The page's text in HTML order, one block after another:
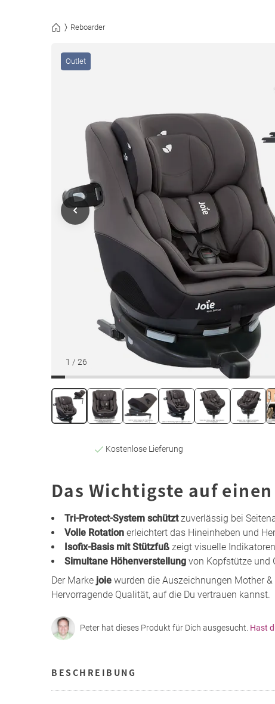
Reboarder
1 / 26
Outlet
Kostenlose Lieferung
Das Wichtigste auf
Tri-Protect-System schütztzuverlässig bei
Volle Rotation erleichtert das Hineinheben und
Isofix-Basis mit Stützfuß zeigt visuelle
Simultane Höhenverstellung von Kopfstütze und
Der Marke joie wurden die Auszeichnungen Mother
Hervorragende Qualität, auf die Du vertrauen kannst.
Peter hat dieses Produkt für Dich ausgesucht. Hast
BESCHREIBUNG